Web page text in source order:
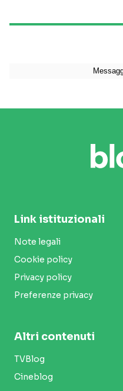
Link istituzionali
Note legali
Cookie policy
Privacy policy
Preferenze privacy
Altri contenuti
TVBlog
Cineblog